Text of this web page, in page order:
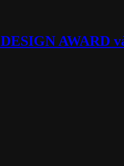
AWARD